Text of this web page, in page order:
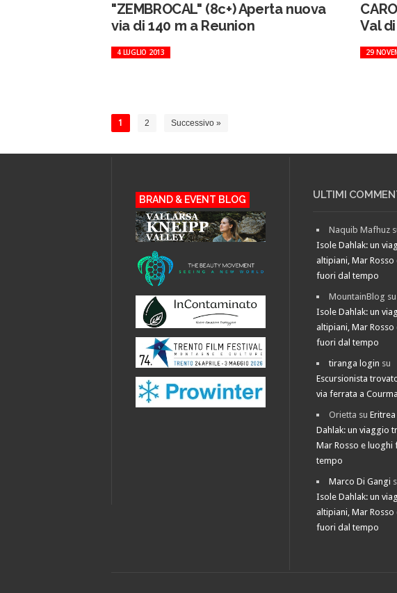
"ZEMBROCAL" (8c+) Aperta nuova
via di 140 m a Reunion
4 LUGLIO 2013
Val
29
1 2 Successivo »
BRAND & EVENT BLOG ULTIMI
Naquib Mafhuz
Isole Dahlak: un
altipiani, Mar Rosso
fuori dal tempo
MountainBlog
Isole Dahlak: un
altipiani, Mar Rosso
fuori dal tempo
tiranga login su
Escursionista
via ferrata a
Orietta su
Dahlak: un viaggio
Mar Rosso e luoghi
tempo
Marco Di Gangi
Isole Dahlak: un
altipiani, Mar Rosso
fuori dal tempo